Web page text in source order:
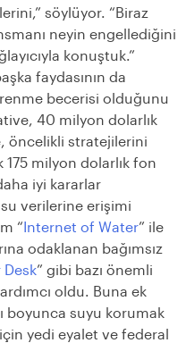
söylüyor. “Biraz
neyin engellediğini
konuştuk.”
faydasının da
becerisi olduğunu
40 milyon dolarlık
öncelikli stratejilerini
milyon dolarlık fon
iyi kararlar
verilerine erişimi
“Internet of Water” ile
odaklanan bağımsız
Desk” gibi bazı önemli
oldu. Buna ek
boyunca suyu korumak
yedi eyalet ve federal